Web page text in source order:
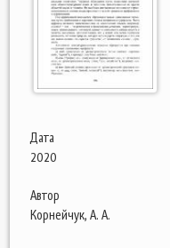
Дата
2020
Автор
Корнейчук, А. А.